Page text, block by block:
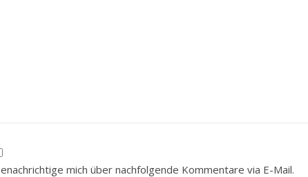
mich über nachfolgende Kommentare via E-Mail.